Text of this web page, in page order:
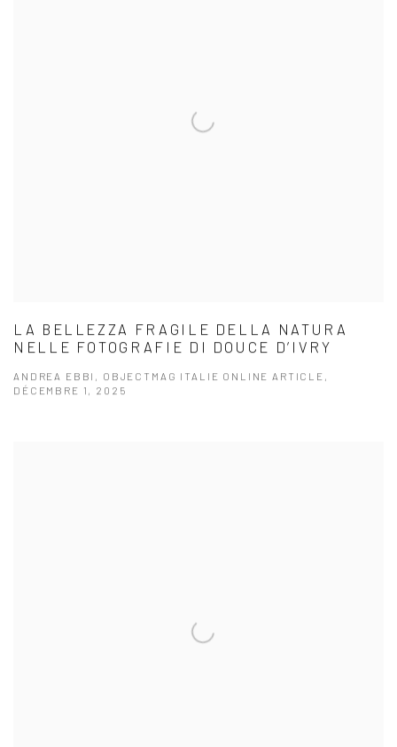
LA BELLEZZA FRAGILE DELLA NATURA
NELLE FOTOGRAFIE DI DOUCE D’IVRY
ANDREA EBBI, OBJECTMAG ITALIE ONLINE ARTICLE,
DÉCEMBRE 1, 2025